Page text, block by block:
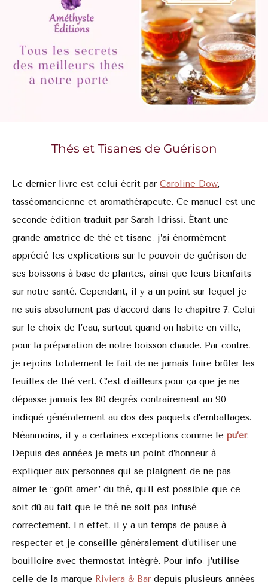
Thés et Tisanes de Guérison
Le dernier livre est celui écrit par Caroline Dow,
tasséomancienne et aromathérapeute. Ce manuel est une
seconde édition traduit par Sarah Idrissi. Étant une
grande amatrice de thé et tisane, j’ai énormément
apprécié les explications sur le pouvoir de guérison de
ses boissons à base de plantes, ainsi que leurs bienfaits
sur notre santé. Cependant, il y a un point sur lequel je
ne suis absolument pas d’accord dans le chapitre 7. Celui
sur le choix de l’eau, surtout quand on habite en ville,
pour la préparation de notre boisson chaude. Par contre,
je rejoins totalement le fait de ne jamais faire brûler les
feuilles de thé vert. C’est d’ailleurs pour ça que je ne
dépasse jamais les 80 degrés contrairement au 90
indiqué généralement au dos des paquets d’emballages.
Néanmoins, il y a certaines exceptions comme le pu’er.
Depuis des années je mets un point d’honneur à
expliquer aux personnes qui se plaignent de ne pas
aimer le “goût amer” du thé, qu’il est possible que ce
soit dû au fait que le thé ne soit pas infusé
correctement. En effet, il y a un temps de pause à
respecter et je conseille généralement d’utiliser une
bouilloire avec thermostat intégré. Pour info, j’utilise
celle de la marque Riviera & Bar depuis plusieurs années